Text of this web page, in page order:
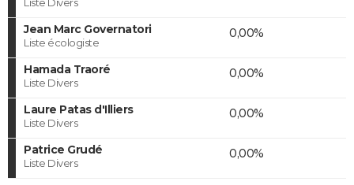
Jean Marc Governatori
Liste écologiste
0,00%
Hamada Traoré
Liste Divers
0,00%
Laure Patas d'Illiers
Liste Divers
0,00%
Patrice Grudé
Liste Divers
0,00%